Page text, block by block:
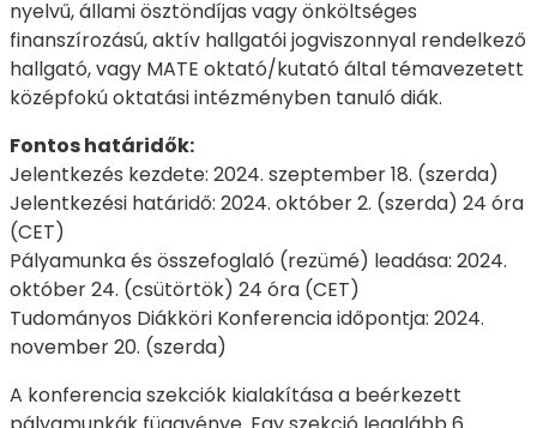
nyelvű, állami ösztöndíjas vagy önköltséges
finanszírozású, aktív hallgatói jogviszonnyal rendelkező
hallgató, vagy MATE oktató/kutató által témavezetett
középfokú oktatási intézményben tanuló diák.
Fontos határidők:
Jelentkezés kezdete: 2024. szeptember 18. (szerda)
Jelentkezési határidő: 2024. október 2. (szerda) 24 óra
(CET)
Pályamunka és összefoglaló (rezümé) leadása: 2024.
október 24. (csütörtök) 24 óra (CET)
Tudományos Diákköri Konferencia időpontja: 2024.
november 20. (szerda)
A konferencia szekciók kialakítása a beérkezett